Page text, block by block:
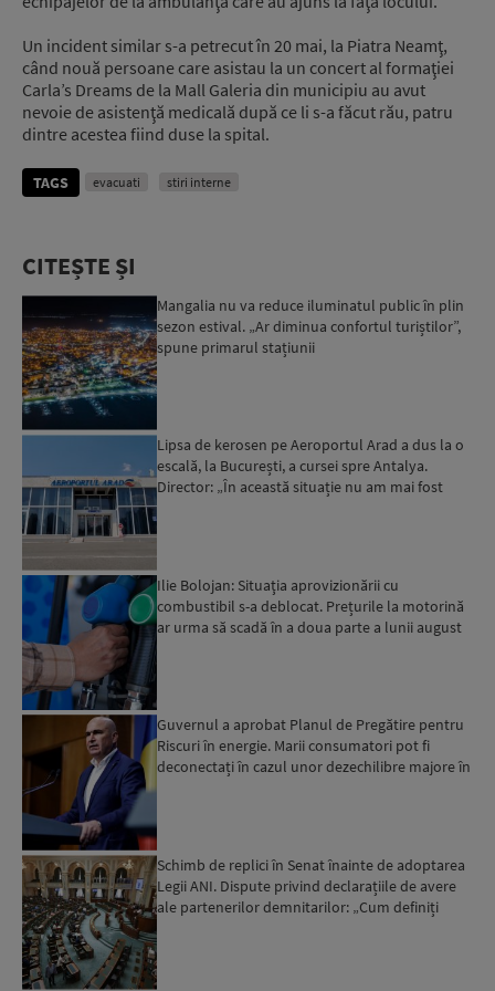
Un incident similar s-a petrecut în 20 mai, la Piatra Neamţ,
când nouă persoane care asistau la un concert al formaţiei
Carla’s Dreams de la Mall Galeria din municipiu au avut
nevoie de asistenţă medicală după ce li s-a făcut rău, patru
dintre acestea fiind duse la spital.
TAGS evacuati stiri interne
CITEȘTE ȘI
Mangalia nu va reduce iluminatul public în plin
sezon estival. „Ar diminua confortul turiștilor”,
spune primarul stațiunii
Lipsa de kerosen pe Aeroportul Arad a dus la o
escală, la București, a cursei spre Antalya.
Director: „În această situație nu am mai fost
Ilie Bolojan: Situaţia aprovizionării cu
combustibil s-a deblocat. Prețurile la motorină
ar urma să scadă în a doua parte a lunii august
Guvernul a aprobat Planul de Pregătire pentru
Riscuri în energie. Marii consumatori pot fi
deconectați în cazul unor dezechilibre majore în
Schimb de replici în Senat înainte de adoptarea
Legii ANI. Dispute privind declarațiile de avere
ale partenerilor demnitarilor: „Cum definiți